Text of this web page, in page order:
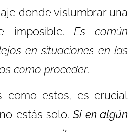
donde vislumbrar una
imposible.Es común
en situaciones en las
cómo proceder.
como estos, es crucial
estás solo. Si en algún